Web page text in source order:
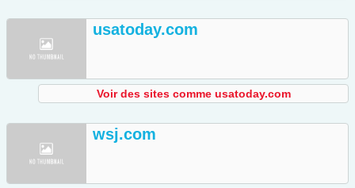
usatoday.com
Voir des sites comme usatoday.com
wsj.com